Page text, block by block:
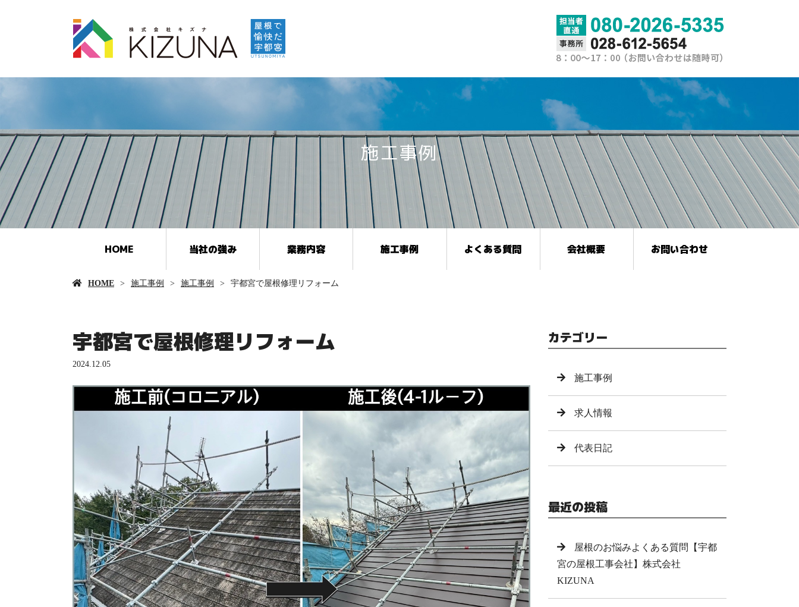
施工事例
HOME 当社の強み 業務内容 施工事例 よくある質問 会社概要 お問い合わせ
HOME 施工事例 施工事例 宇都宮で屋根修理リフォーム
宇都宮で屋根修理リフォーム
2024.12.05
カテゴリー
施工事例
求人情報
代表日記
最近の投稿
屋根のお悩みよくある質問【宇都
宮の屋根工事会社】株式会社
KIZUNA